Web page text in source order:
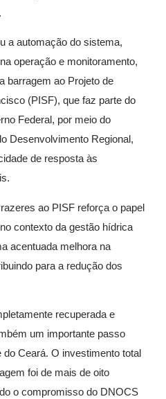
a automação do sistema,
operação e monitoramento,
barragem ao Projeto de
(PISF), que faz parte do
Federal, por meio do
Desenvolvimento Regional,
de resposta às
ao PISF reforça o papel
contexto da gestão hídrica
acentuada melhora na
para a redução dos
recuperada e
um importante passo
Ceará. O investimento total
foi de mais de oito
o compromisso do DNOCS